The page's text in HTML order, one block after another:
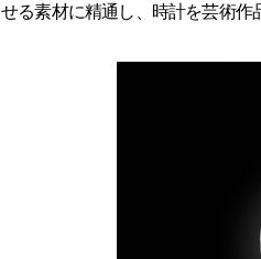
せる素材に精通し、時計を芸術作